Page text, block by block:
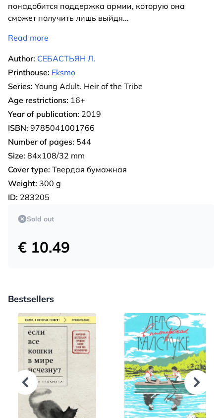
понадобится поддержка армии, которую она
сможет получить лишь выйдя...
Read more
Author: СЕБАСТЬЯН Л.
Printhouse: Eksmo
Series: Young Adult. Heir of the Tribe
Age restrictions: 16+
Year of publication: 2019
ISBN: 9785041001766
Number of pages: 544
Size: 84x108/32 mm
Cover type: Твердая бумажная
Weight: 300 g
ID: 283205
Sold out
€ 10.49
Bestsellers